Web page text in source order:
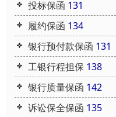
投标保函 131
履约保函 134
银行预付款保函 131
工银行程担保 138
银行质量保函 142
诉讼保全保函 135